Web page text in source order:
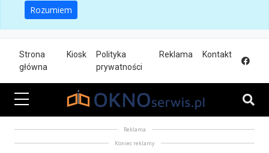
Rozumiem
Strona
główna
Kiosk
Polityka
prywatności
Reklama Kontakt
Reklama
Koniec reklamy